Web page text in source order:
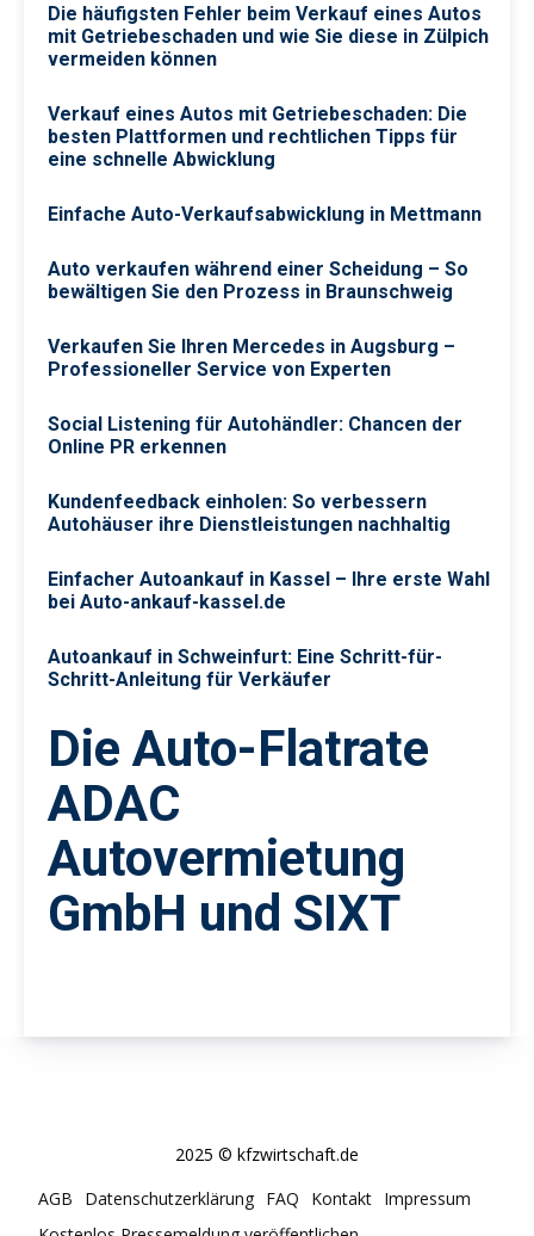
Die häufigsten Fehler beim Verkauf eines Autos
mit Getriebeschaden und wie Sie diese in Zülpich
vermeiden können
Verkauf eines Autos mit Getriebeschaden: Die
besten Plattformen und rechtlichen Tipps für
eine schnelle Abwicklung
Einfache Auto-Verkaufsabwicklung in Mettmann
Auto verkaufen während einer Scheidung – So
bewältigen Sie den Prozess in Braunschweig
Verkaufen Sie Ihren Mercedes in Augsburg –
Professioneller Service von Experten
Social Listening für Autohändler: Chancen der
Online PR erkennen
Kundenfeedback einholen: So verbessern
Autohäuser ihre Dienstleistungen nachhaltig
Einfacher Autoankauf in Kassel – Ihre erste Wahl
bei Auto-ankauf-kassel.de
Autoankauf in Schweinfurt: Eine Schritt-für-
Schritt-Anleitung für Verkäufer
Die Auto-Flatrate
ADAC
Autovermietung
GmbH und SIXT
2025 © kfzwirtschaft.de
AGB
Datenschutzerklärung FAQ Kontakt Impressum